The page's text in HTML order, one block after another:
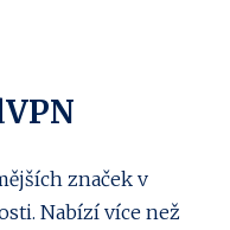
značek v
Nabízí více než